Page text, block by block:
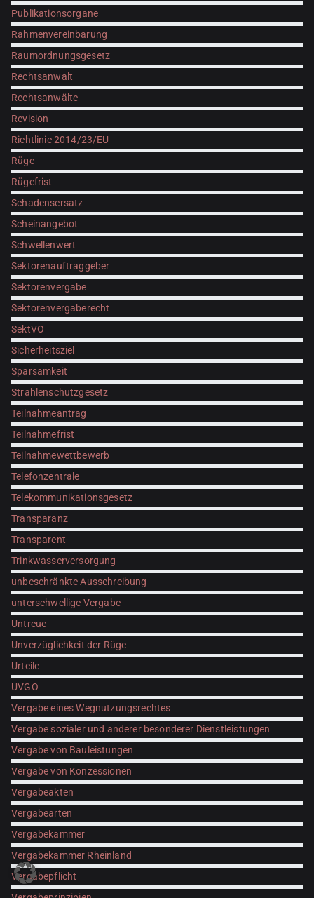
Publikationsorgane
Rahmenvereinbarung
Raumordnungsgesetz
Rechtsanwalt
Rechtsanwälte
Revision
Richtlinie 2014/23/EU
Rüge
Rügefrist
Schadensersatz
Scheinangebot
Schwellenwert
Sektorenauftraggeber
Sektorenvergabe
Sektorenvergaberecht
SektVO
Sicherheitsziel
Sparsamkeit
Strahlenschutzgesetz
Teilnahmeantrag
Teilnahmefrist
Teilnahmewettbewerb
Telefonzentrale
Telekommunikationsgesetz
Transparanz
Transparent
Trinkwasserversorgung
unbeschränkte Ausschreibung
unterschwellige Vergabe
Untreue
Unverzüglichkeit der Rüge
Urteile
UVGO
Vergabe eines Wegnutzungsrechtes
Vergabe sozialer und anderer besonderer Dienstleistungen
Vergabe von Bauleistungen
Vergabe von Konzessionen
Vergabeakten
Vergabearten
Vergabekammer
Vergabekammer Rheinland
Vergabepflicht